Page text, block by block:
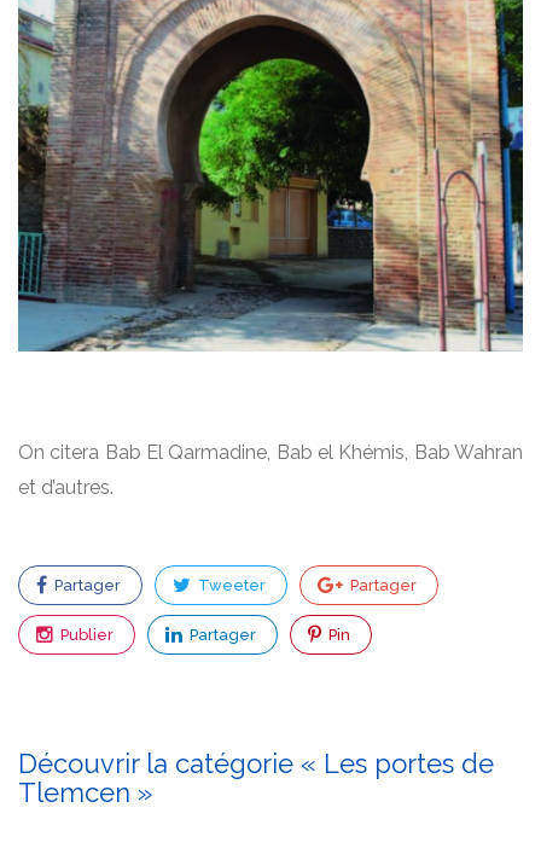
On citera Bab El Qarmadine, Bab el Khémis, Bab Wahran
et d’autres.
Partager Tweeter Partager
Publier Partager Pin
Découvrir la catégorie « Les portes de
Tlemcen »